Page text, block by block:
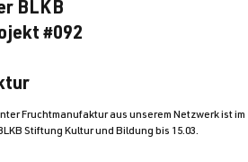
BLKB
#092